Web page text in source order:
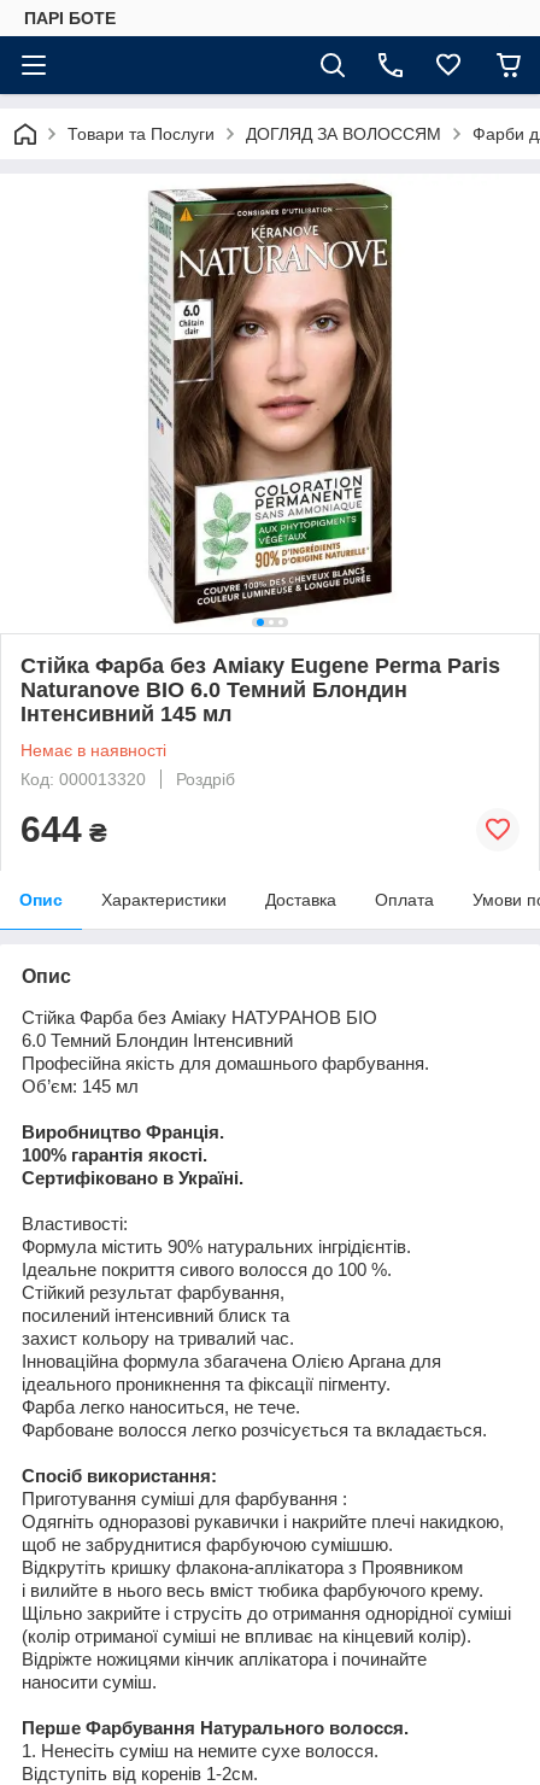
ПАРІ БОТЕ
Товари та Послуги ДОГЛЯД ЗА ВОЛОССЯМ Фарби
Стійка Фарба без Аміаку Eugene Perma Paris
Naturanove ВІО 6.0 Темний Блондин
Інтенсивний 145 мл
Немає в наявності
Код: 000013320
Роздріб
644 ₴
Опис Характеристики Доставка Оплата Умови
Опис
Стійка Фарба без Аміаку НАТУРАНОВ БІО
6.0 Темний Блондин Інтенсивний
Професійна якість для домашнього фарбування.
Об’єм: 145 мл
Виробництво Франція.
100% гарантія якості.
Сертифіковано в Україні.
Властивості:
Формула містить 90% натуральних інгрідієнтів.
Ідеальне покриття сивого волосся до 100 %.
Стійкий результат фарбування,
посилений інтенсивний блиск та
захист кольору на тривалий час.
Інноваційна формула збагачена Олією Аргана для
ідеального проникнення та фіксації пігменту.
Фарба легко наноситься, не тече.
Фарбоване волосся легко розчісується та вкладається.
Спосіб використання:
Приготування суміші для фарбування :
Одягніть одноразові рукавички і накрийте плечі накидкою,
щоб не забруднитися фарбуючою сумішшю.
Відкрутіть кришку флакона-аплікатора з Проявником
і вилийте в нього весь вміст тюбика фарбуючого крему.
Щільно закрийте і струсіть до отримання однорідної суміші
(колір отриманої суміші не впливає на кінцевий колір).
Відріжте ножицями кінчик аплікатора і починайте
наносити суміш.
Перше Фарбування Натурального волосся.
1. Ненесіть суміш на немите сухе волосся.
Відступіть від коренів 1-2см.